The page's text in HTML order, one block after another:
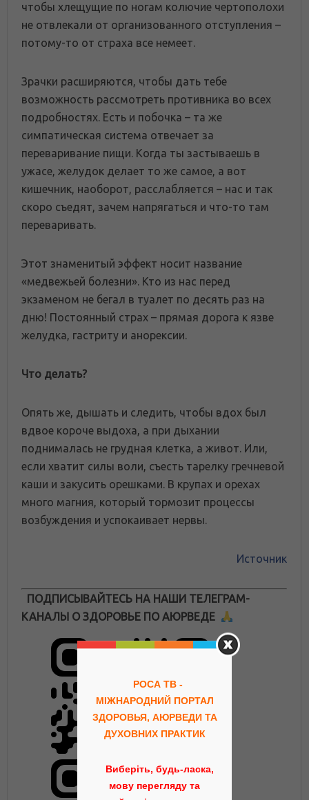
чтобы хлещущие по ногам колючие чертополохи
не отвлекали от организованного отступления –
потому-то от страха все немеет.
Зрачки расширяются, чтобы дать тебе
возможность рассмотреть противника во всех
подробностях. Есть и побочка – та же
симпатическая система отвечает за
переваривание пищи. Когда ты застываешь в
ужасе, желудок делает то же самое, а вот
кишечник, наоборот, расслабляется – нас и так
скоро съедят, зачем напрягаться и что-то там
переваривать.
Этот знаменитый эффект носит название
«медвежьей болезни». Кто из нас перед
экзаменом не бегал в туалет по десять раз на
дню! Постоянный страх – прямая дорога к язве
желудка, гастриту и анорексии.
Что делать?
Опять же, дышать и следить, чтобы вдох был
вдвое короче выдоха, а при дыхании
поднималась не грудная клетка, а живот. Или,
если хватит силы воли, съесть тарелку гречневой
каши и закусить орешками. В крупах и орехах
много магния, который тормозит процессы
возбуждения и успокаивает нервы.
Источник
ПОДПИСЫВАЙТЕСЬ НА НАШИ ТЕЛЕГРАМ-
КАНАЛЫ О ЗДОРОВЬЕ ПО АЮРВЕДЕ
РОСА ТВ -
МІЖНАРОДНИЙ ПОРТАЛ
ЗДОРОВЬЯ, АЮРВЕДИ ТА
ДУХОВНИХ ПРАКТИК
Виберіть, будь-ласка,
мову перегляду та